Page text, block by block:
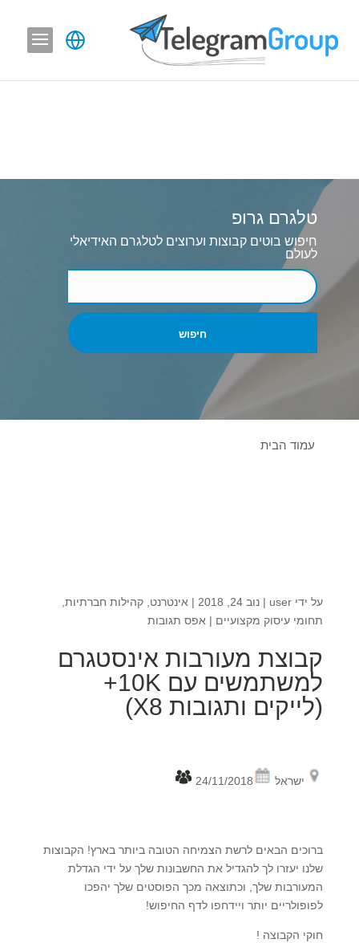
טלגרם גרופ
חיפוש בוטים קבוצות וערוצים לטלגרם האידיאלי
לעולם
עמוד הבית
על ידי user
| נוב 24, 2018 | אינטרנט קהילות חברתיות,
תחומי עיסוק מקצועיים | אפס תגובות
קבוצת מעורבות אינסטגרם
למשתמשים עם 10K+
(לייקים ותגובות X8)
ישראל 24/11/2018
ברוכים הבאים לרשת הצמיחה הטובה ביותר בארץ! הקבוצות
שלנו יעזרו לך להגדיל את החשבונות שלך על ידי הגדלת
המעורבות שלך, וכתוצאה מכך הפוסטים שלך יהפכו
לפופולריים יותר ויידחפו לדף החיפוש!
חוקי הקבוצה !